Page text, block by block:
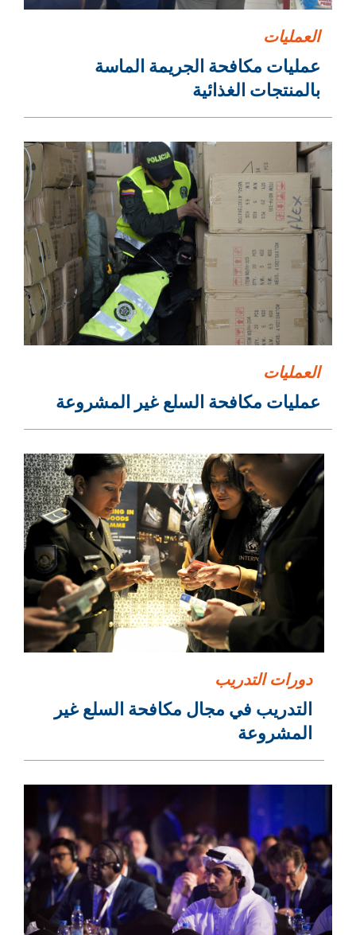
العمليات
عمليات مكافحة الجريمة الماسة
بالمنتجات الغذائية
العمليات
عمليات مكافحة السلع غير المشروعة
دورات التدريب
التدريب في مجال مكافحة السلع غير
المشروعة